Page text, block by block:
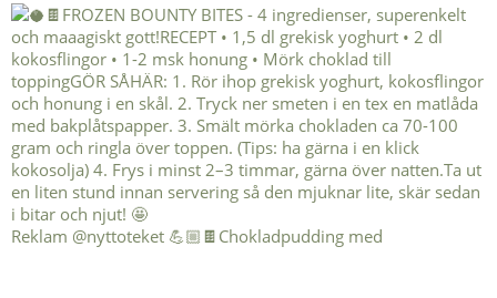
Reklam @nyttoteket 💪🏼🍫Chokladpudding med